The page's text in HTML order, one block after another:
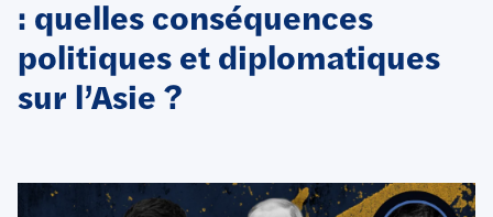
: quelles conséquences
politiques et diplomatiques
sur l’Asie ?